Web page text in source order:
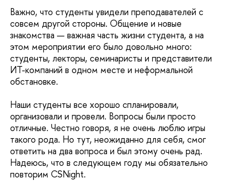
Важно, что студенты увидели преподавателей с
совсем другой стороны. Общение и новые
знакомства — важная часть жизни студента, а на
этом мероприятии его было довольно много:
студенты, лекторы, семинаристы и представители
ИТ-компаний в одном месте и неформальной
обстановке.
Наши студенты все хорошо спланировали,
организовали и провели. Вопросы были просто
отличные. Честно говоря, я не очень люблю игры
такого рода. Но тут, неожиданно для себя, смог
ответить на два вопроса и был этому очень рад.
Надеюсь, что в следующем году мы обязательно
повторим CSNight.